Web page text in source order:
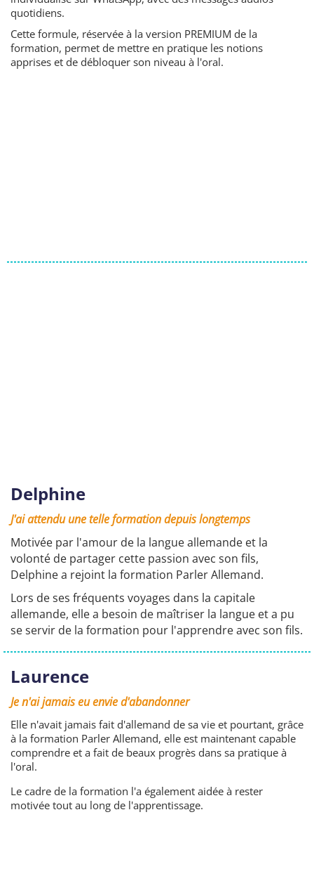
quotidiens.
Cette formule, réservée à la version PREMIUM de la
formation, permet de mettre en pratique les notions
apprises et de débloquer son niveau à l'oral.
Delphine
J'ai attendu une telle formation depuis longtemps
Motivée par l'amour de la langue allemande et la
volonté de partager cette passion avec son fils,
Delphine a rejoint la formation Parler Allemand.
Lors de ses fréquents voyages dans la capitale
allemande, elle a besoin de maîtriser la langue et a pu
se servir de la formation pour l'apprendre avec son fils.
Laurence
Je n'ai jamais eu envie d'abandonner
Elle n'avait jamais fait d'allemand de sa vie et pourtant, grâce
à la formation Parler Allemand, elle est maintenant capable
comprendre et a fait de beaux progrès dans sa pratique à
l'oral.
Le cadre de la formation l'a également aidée à rester
motivée tout au long de l'apprentissage.